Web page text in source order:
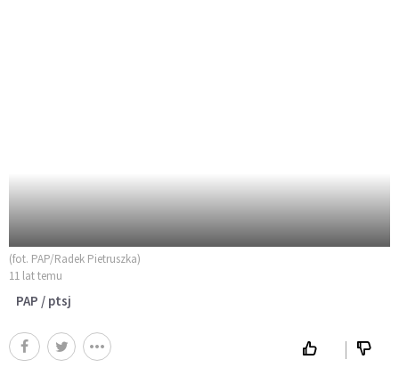
(fot. PAP/Radek Pietruszka)
11 lat temu
PAP / ptsj